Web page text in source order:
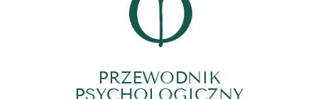
PRZEWODNIK
PSYCHOLOGICZNY